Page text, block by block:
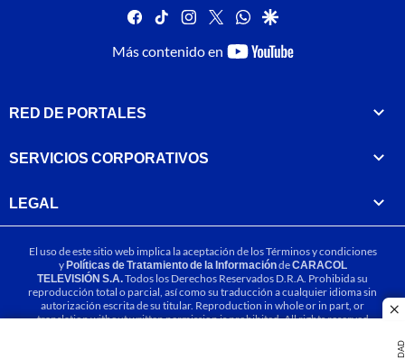
facebook
tiktok instagram
twitterwhatsapp
google
Más contenido en
youtube-
RED DE PORTALES
SERVICIOS CORPORATIVOS
LEGAL
El uso de este sitio web implica la aceptación de losTérminos y condiciones
yPolíticas de Tratamiento de la InformacióndeCARACOL
TELEVISIÓN S.A.Todos los Derechos Reservados D.R.A. Prohibida su
reproducción total o parcial, así como su traducción a cualquier idioma sin
autorización escrita de su titular. Reproduction in whole or in part, or
translation without written permission is prohibited. All rights reserved